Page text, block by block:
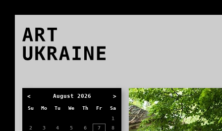
ART
UKRAINE
August 2026
Su Mo Tu We Th Fr
Sa
1
2
3 4 5 6 7
8